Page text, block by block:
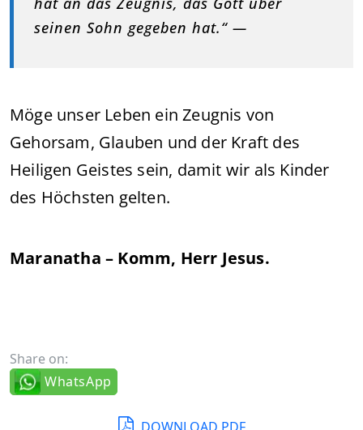
seinen Sohn gegeben hat.“ —
Möge unser Leben ein Zeugnis von
Gehorsam, Glauben und der Kraft des
Heiligen Geistes sein, damit wir als Kinder
des Höchsten gelten.
Maranatha – Komm, Herr Jesus.
Share on:
WhatsApp